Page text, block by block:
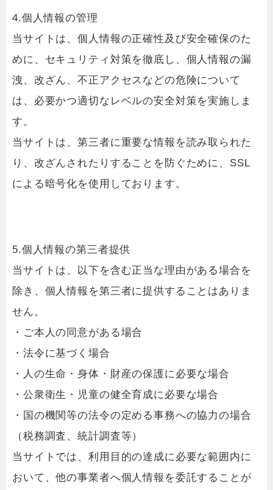
4.個人情報の管理
当サイトは、個人情報の正確性及び安全確保のた
めに、セキュリティ対策を徹底し、個人情報の漏
洩、改ざん、不正アクセスなどの危険について
は、必要かつ適切なレベルの安全対策を実施しま
す。
当サイトは、第三者に重要な情報を読み取られた
り、改ざんされたりすることを防ぐために、SSL
による暗号化を使用しております。
5.個人情報の第三者提供
当サイトは、以下を含む正当な理由がある場合を
除き、個人情報を第三者に提供することはありま
せん。
・ご本人の同意がある場合
・法令に基づく場合
・人の生命・身体・財産の保護に必要な場合
・公衆衛生・児童の健全育成に必要な場合
・国の機関等の法令の定める事務への協力の場合
（税務調査、統計調査等）
当サイトでは、利用目的の達成に必要な範囲内に
おいて、他の事業者へ個人情報を委託することが